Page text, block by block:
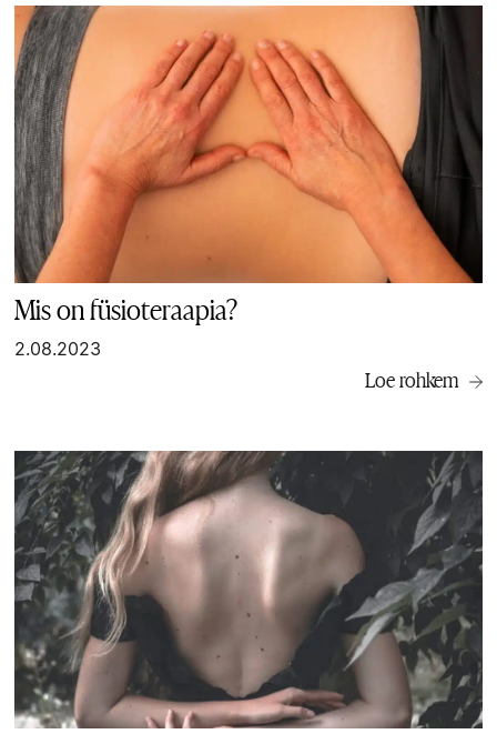
Mis on füsioteraapia?
2.08.2023
Loe rohkem